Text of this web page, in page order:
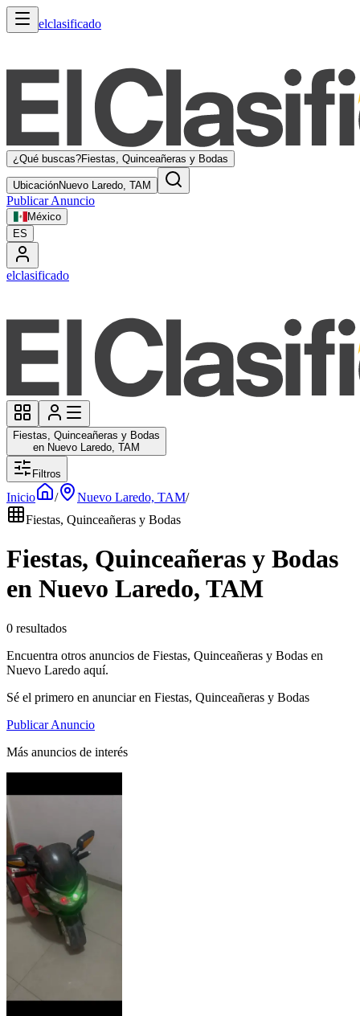
elclasificado
¿Qué buscas?Fiestas, Quinceañeras y Bodas
UbicaciónNuevo Laredo, TAM
Publicar Anuncio
México
ES
elclasificado
Fiestas, Quinceañeras y Bodas
en Nuevo Laredo, TAM
Filtros
Inicio / Nuevo Laredo, TAM/
Fiestas, Quinceañeras y Bodas
Fiestas, Quinceañeras y Bodas
en Nuevo Laredo, TAM
0 resultados
Encuentra otros anuncios de Fiestas, Quinceañeras y Bodas en
Nuevo Laredo aquí.
Sé el primero en anunciar en Fiestas, Quinceañeras y Bodas
Publicar Anuncio
Más anuncios de interés